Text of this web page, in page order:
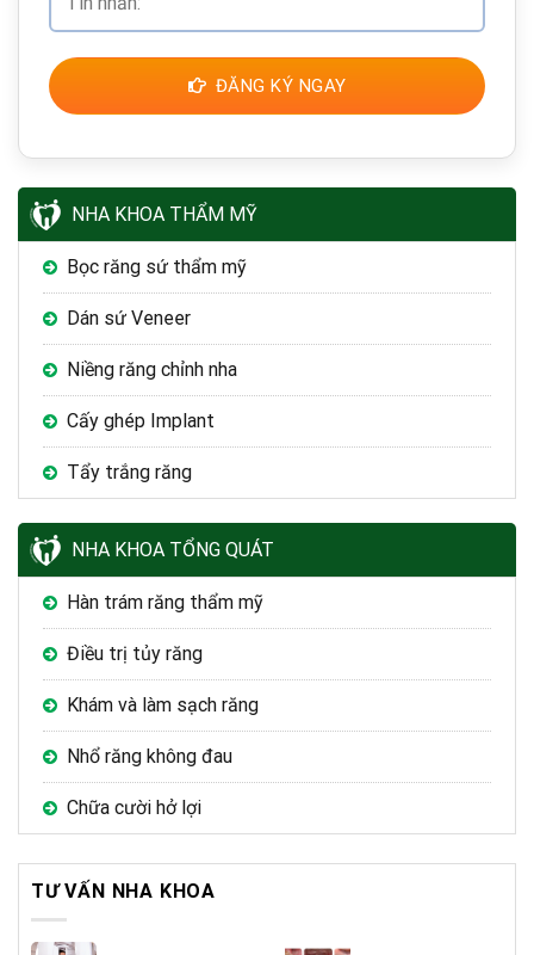
ĐĂNG KÝ NGAY
NHA KHOA THẨM MỸ
Bọc răng sứ thẩm mỹ
Dán sứ Veneer
Niềng răng chỉnh nha
Cấy ghép Implant
Tẩy trắng răng
NHA KHOA TỔNG QUÁT
Hàn trám răng thẩm mỹ
Điều trị tủy răng
Khám và làm sạch răng
Nhổ răng không đau
Chữa cười hở lợi
TƯ VẤN NHA KHOA